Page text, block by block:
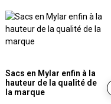
Sacs en Mylar enfin à la
hauteur de la qualité de
la marque